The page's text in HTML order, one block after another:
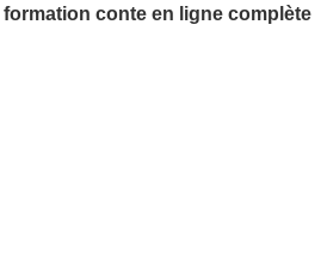
formation conte en ligne complète